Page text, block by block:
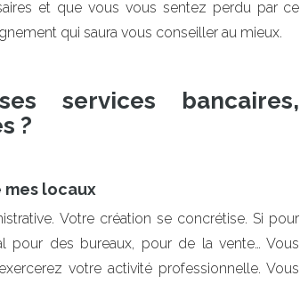
et que vous vous sentez perdu par ce
qui saura vous conseiller au mieux.
services bancaires,
?
mes locaux
Votre création se concrétise. Si pour
pour des bureaux, pour de la vente… Vous
votre activité professionnelle. Vous